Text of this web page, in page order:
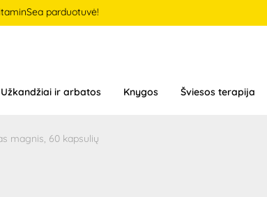
parduotuvė!
Užkandžiai ir arbatos Knygos Šviesos terapija
magnis, 60 kapsulių